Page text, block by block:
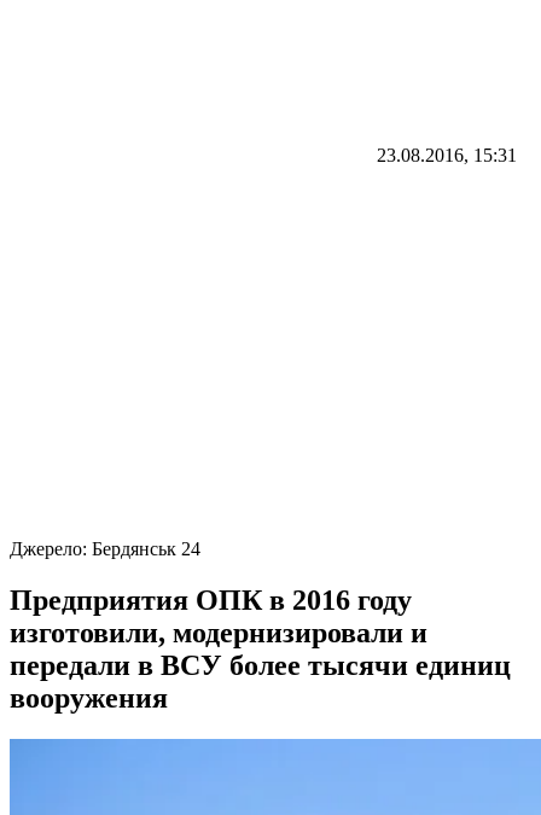
23.08.2016, 15:31
Джерело: Бердянськ 24
Предприятия ОПК в 2016 году
изготовили, модернизировали и
передали в ВСУ более тысячи единиц
вооружения